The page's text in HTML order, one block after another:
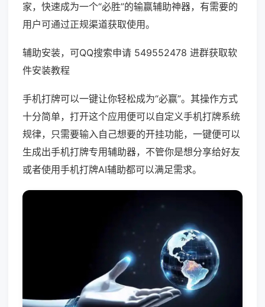
家，快速成为一个“必胜”的输赢辅助神器，有需要的
用户可通过正规渠道获取使用。
辅助安装，可QQ搜索申请 549552478 进群获取软
件安装教程
手机打牌可以一键让你轻松成为“必赢”。其操作方式
十分简单，打开这个应用便可以自定义手机打牌系统
规律，只需要输入自己想要的开挂功能，一键便可以
生成出手机打牌专用辅助器，不管你是想分享给好友
或者使用手机打牌AI辅助都可以满足需求。